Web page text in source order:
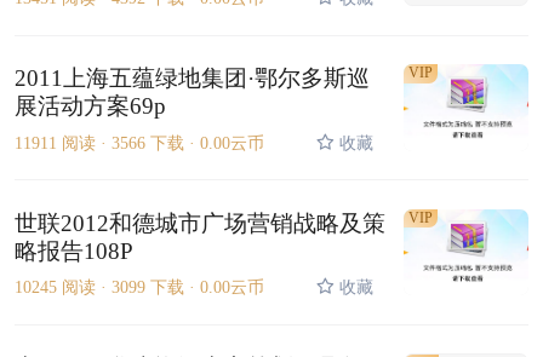
2011上海五蕴绿地集团·鄂尔多斯巡
展活动方案69p
11911 阅读 · 3566 下载 · 0.00云币 收藏
VIP
世联2012和德城市广场营销战略及策
略报告108P
10245 阅读 · 3099 下载 · 0.00云币 收藏
VIP